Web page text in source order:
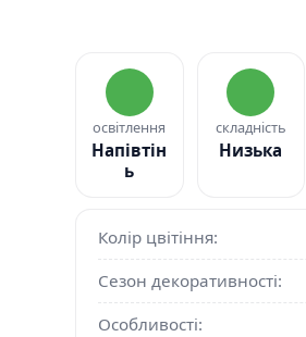
освітлення
Напівтін
ь
складність
Низька
Колір цвітіння:
Сезон декоративності:
Особливості: